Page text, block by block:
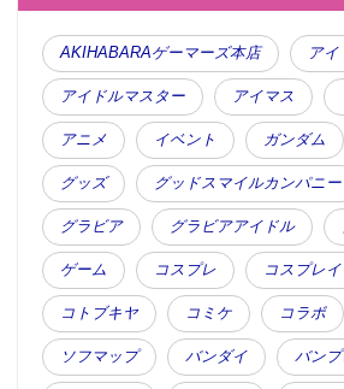
AKIHABARAゲーマーズ本店 アイ
アイドルマスター アイマス
アニメ イベント ガンダム
グッズ グッドスマイルカンパニー
グラビア グラビアアイドル
ゲーム コスプレ コスプレ
コトブキヤ コミケ コラボ
ソフマップ バンダイ バン